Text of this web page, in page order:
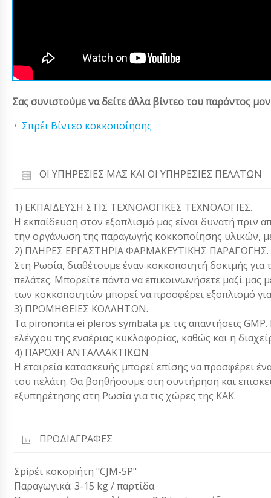
Σας συνιστούμε να δείτε άλλα βίντεο του παρόντος
Σπρέι Βίντεο κοκκοποίησης
ΟΙ ΥΠΗΡΕΣΊΕΣ ΜΑΣ ΚΑΙ ΟΙ ΥΠΗΡΕΣΊΕΣ ΠΕΛΑΤΏΝ
1) ΕΚΠΑΙΔΕΥΣΗ ΣΤΙΣ ΤΕΧΝΟΛΟΓΙΚΕΣ ΤΕΧΝΟΛΟΓΙΕΣ.
Η εκπαίδευση στον εξοπλισμό μας είναι δυνατή πριν
την οργάνωση της παραγωγής κοκκοποίησης υλικών,
2) ΠΛΗΡΕΣ ΕΡΓΑΣΤΗΡΙΑ ΦΑΡΜΑΚΕΥΤΙΚΗΣ ΠΑΡΑΓΩΓΗΣ.
Στη Ρωσία, διαθέτουμε έναν κοκκοποιητή δοκιμής
πελάτες. Μπορείτε πάντα να επικοινωνήσετε μαζί μας
των κοκκοποιητών μπορεί να προσφέρει εξοπλισμό
3) ΠΡΟΜΗΘΕΙΕΣ ΚΟΛΛΗΤΩΝ.
Τα pirononta ei pleros symbata με τις απαντήσεις
ελέγχου της εναέριας κυκλοφορίας, καθώς και η
4) ΠΑΡΟΧΗ ΑΝΤΑΛΛΑΚΤΙΚΩΝ
Η εταιρεία κατασκευής μπορεί επίσης να προσφέρει
του πελάτη. Θα βοηθήσουμε στη συντήρηση και
εξυπηρέτησης στη Ρωσία για τις χώρες της ΚΑΚ.
ΠΡΟΔΙΑΓΡΑΦΕΣ
Σpiρέι κοκοpiήτη "CJM-5P"
Παραγωγικά: 3-15 kg / παρτίδα